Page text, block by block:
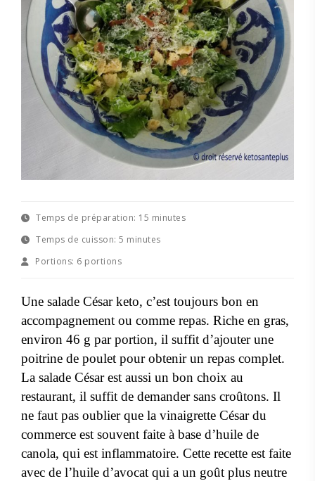
Temps de préparation: 15 minutes
Temps de cuisson: 5 minutes
Portions: 6 portions
Une salade César keto, c’est toujours bon en
accompagnement ou comme repas. Riche en gras,
environ 46 g par portion, il suffit d’ajouter une
poitrine de poulet pour obtenir un repas complet.
La salade César est aussi un bon choix au
restaurant, il suffit de demander sans croûtons. Il
ne faut pas oublier que la vinaigrette César du
commerce est souvent faite à base d’huile de
canola, qui est inflammatoire. Cette recette est faite
avec de l’huile d’avocat qui a un goût plus neutre